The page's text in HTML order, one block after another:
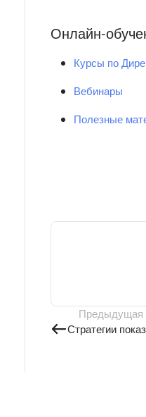
Онлайн-
Курсы по
Вебинары
Полезные
Предыдущая
Стратегии